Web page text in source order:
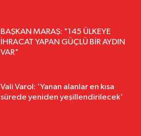
BAŞKAN MARAŞ: "145 ÜLKEYE
İHRACAT YAPAN GÜÇLÜ BİR AYDIN
VAR"
Vali Varol: 'Yanan alanlar en kısa
sürede yeniden yeşillendirilecek'